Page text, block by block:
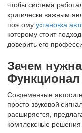
чтобы система
критически важным
поэтому установка
которому стоит
доверить его
Зачем
Современные
просто звуковой
расширяется,
комплексные решения